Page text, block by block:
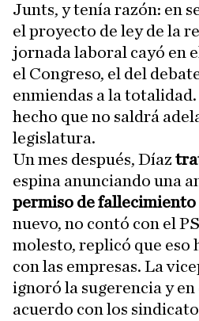
Junts, y tenía razón: en
el proyecto de ley de la
jornada laboral cayó en
el Congreso, el del
enmiendas a la
hecho que no saldrá
legislatura.
Un mes después, Díaz
espina anunciando una
permiso de fallecimiento
nuevo, no contó con el
molesto, replicó que eso
con las empresas. La
ignoró la sugerencia y
acuerdo con los